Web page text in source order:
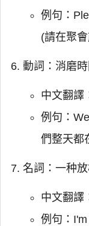
例句：
(請在聚
動詞：消磨
中文翻譯
例句：
們整天都
名詞：一种
中文翻譯
例句：